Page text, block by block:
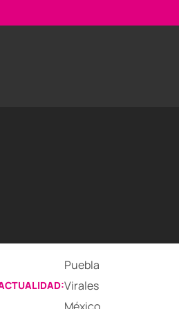
Puebla
Virales
México